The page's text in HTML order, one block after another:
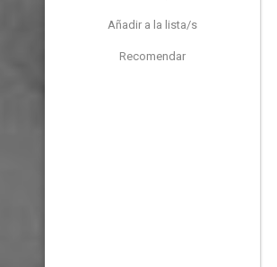
Añadir a la lista/s
Recomendar